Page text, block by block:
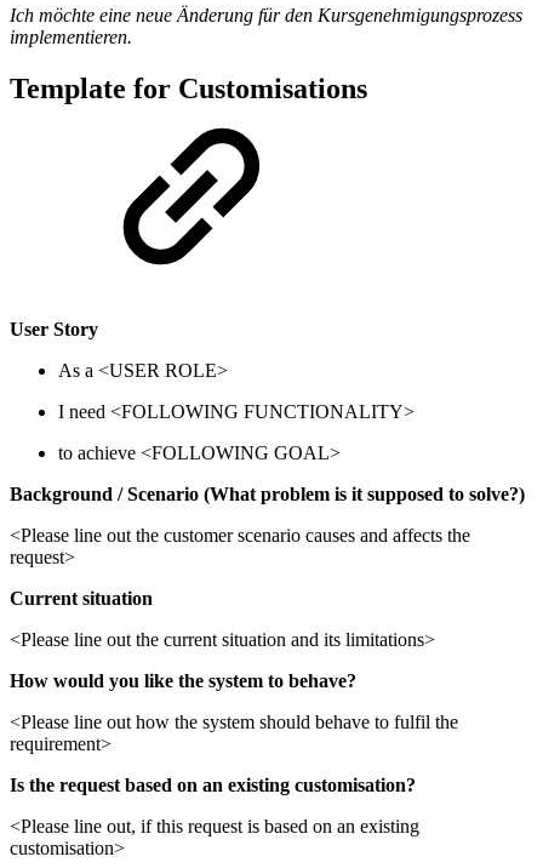
Ich möchte eine neue Änderung für den Kursgenehmigungsprozess
implementieren.
Template for Customisations
User Story
As a <USER ROLE>
I need <FOLLOWING FUNCTIONALITY>
to achieve <FOLLOWING GOAL>
Background / Scenario (What problem is it supposed to solve?)
<Please line out the customer scenario causes and affects the
request>
Current situation
<Please line out the current situation and its limitations>
How would you like the system to behave?
<Please line out how the system should behave to fulfil the
requirement>
Is the request based on an existing customisation?
<Please line out, if this request is based on an existing
customisation>